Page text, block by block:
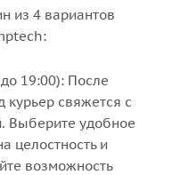
из 4 вариантов
19:00): После
курьер свяжется с
Выберите удобное
целостность и
возможность